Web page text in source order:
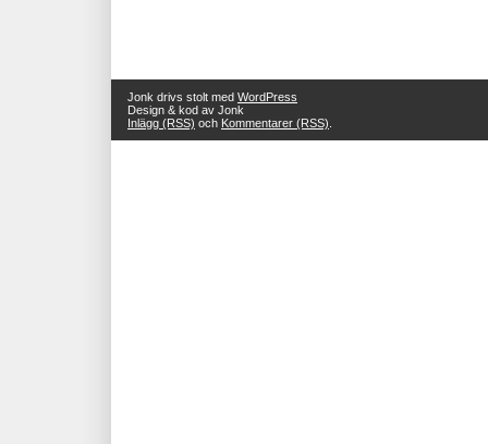
Jonk drivs stolt med WordPress
Design & kod av Jonk
Inlägg (RSS) och Kommentarer (RSS)